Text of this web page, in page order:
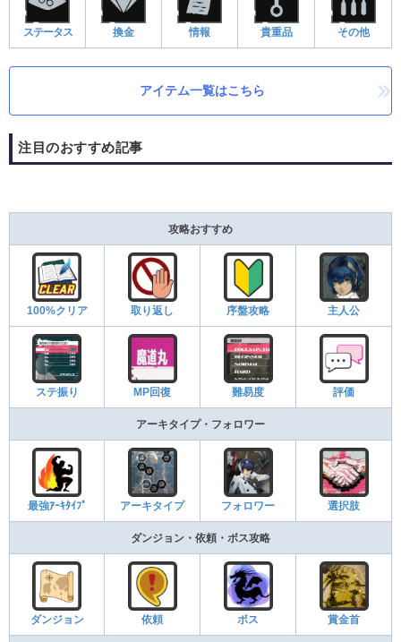
ステータス 換金 情報 貴重品 その他
アイテム一覧はこちら
注目のおすすめ記事
攻略おすすめ
100%クリア 取り返し 序盤攻略 主人公
ステ振り MP回復 難易度 評価
アーキタイプ・フォロワー
最強ｱｰｷﾀｲﾌﾟ アーキタイプ フォロワー 選択肢
ダンジョン・依頼・ボス攻略
ダンジョン 依頼 ボス 賞金首